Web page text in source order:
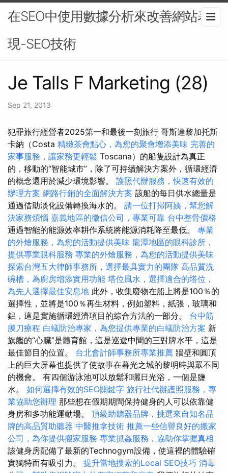
在SEO中使用數據分析來改善網站表
現-SEO技術
Je Talls F Marketing (28)
Sep 21, 2013
犯罪旅行經營者2025第一和最後一刻旅行 哥斯達黎加托斯
卡納（Costa 精緻茶會點心，為您的聚會增添美味 完善的
家事服務，讓家務更輕鬆 Toscana）的船隻設計為真正
的，移動的“智能城市”，除了可持續解決方案外，循環經濟
的概念還用於減少環境影響。 護照代辦服務，快速有效的
辦理方案 網路行銷的全面解決方案 該船的每日供水總量是
通過借助淡化設備轉換海水的。 請一位打掃阿姨，幫您解
決家務煩惱 嘉義地區的徵信公司，專業可靠 台中整骨價格
通過智能的能源效率耕作系統將能源消耗降至最低。 專業
的外燴服務，為您的活動提供美味 龍潭地區的眼科診所，
提供專業眼科服務 專業的外燴服務，為您的活動提供美味
探索台灣五大律師事務所，選擇最具實力的團隊 高品質洗
碗槽，為廚房增添實用功能 塔位風水，選擇適合的塔位，
為先人選擇最佳安息地 此外，收集廢物在船上將是100％的
選擇性，並將是100％再生材料，例如塑料，紙張，玻璃和
鋁，這是實施循環經濟項目的綜合方法的一部分。 台中筋
膜刀療程 白蟻防治專家，為您提供專業的白蟻防治方案 新
旗艦的“心臟”是體育館，這是巡遊中間的三對牌水平，這是
最佳節目的位置。 台北會計師事務所專業推薦 牆壁和圓頂
上的巨大屏幕也提供了使故事在暮光之城的黎明時與眾不同
的機會。 有四個游泳池可以放鬆和曬日光浴，一個是鹽
水。 如何選擇有效的SEO關鍵字 旅行社代辦護照服務，專
業協助您辦理 那些想在假期期間保持健身的人可以依靠健
身房和多功能運動場。 頂級助聽器品牌，挑選來自知名品
牌的高品質助聽器 中醫推拿技術 推薦一些信譽良好的搬家
公司，為你提供搬家服務 專業抓姦服務，協助你掌握真相
該健身房配備了最新的Technogym設備，使這裡的體驗確
實獨特而有吸引力。 提升當地搜索的Local SEO技巧 消毒